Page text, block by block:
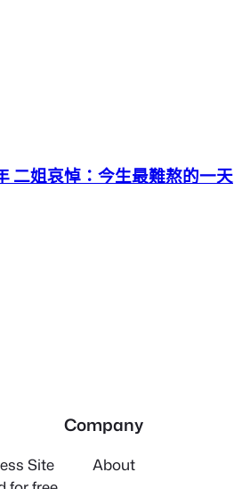
二姐哀悼：今生最難熬的一天
Site
Company
About